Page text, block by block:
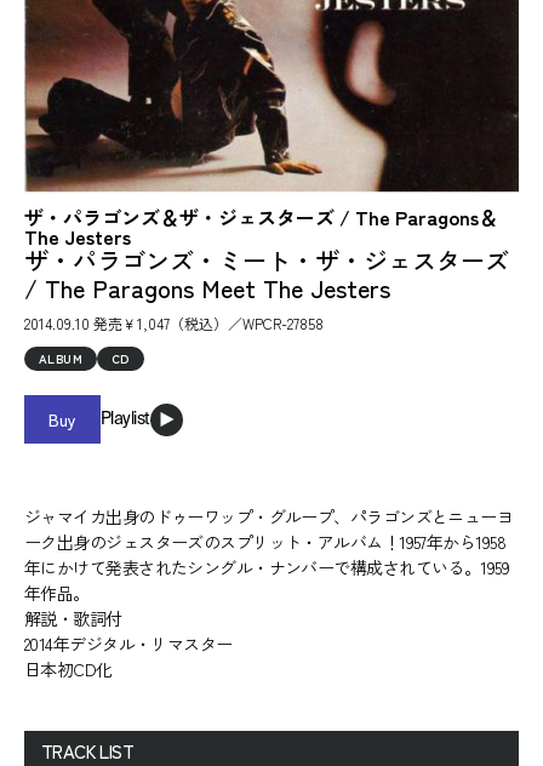
ザ・パラゴンズ＆ザ・ジェスターズ / The Paragons＆
The Jesters
ザ・パラゴンズ・ミート・ザ・ジェスターズ
/ The Paragons Meet The Jesters
2014.09.10 発売￥1,047（税込）／WPCR-27858
ALBUM CD
Buy Playlist
ジャマイカ出身のドゥーワップ・グループ、パラゴンズとニューヨ
ーク出身のジェスターズのスプリット・アルバム！1957年から1958
年にかけて発表されたシングル・ナンバーで構成されている。1959
年作品。
解説・歌詞付
2014年デジタル・リマスター
日本初CD化
TRACK LIST